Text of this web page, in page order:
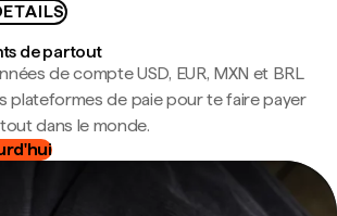
de partout
de compte USD, EUR, MXN et BRL
plateformes de paie pour te faire payer
dans le monde.